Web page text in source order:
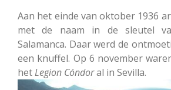
Aan het einde van oktober 1936
met de naam in de sleutel
Salamanca. Daar werd de
een knuffel. Op 6 november
hetLegion Cóndoral in Sevilla.